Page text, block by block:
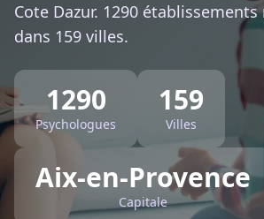
Cote Dazur. 1290
dans 159 villes.
1290
Psychologues
159
Villes
Aix-en-Provence
Capitale